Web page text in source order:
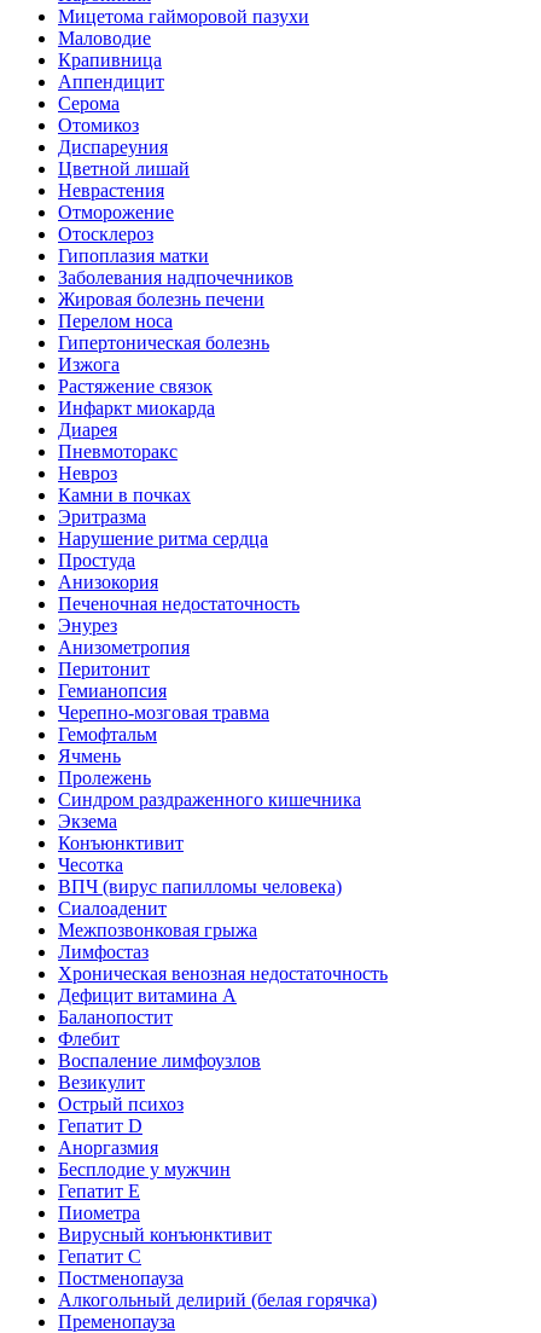
Мицетома гайморовой пазухи
Маловодие
Крапивница
Аппендицит
Серома
Отомикоз
Диспареуния
Цветной лишай
Неврастения
Отморожение
Отосклероз
Гипоплазия матки
Заболевания надпочечников
Жировая болезнь печени
Перелом носа
Гипертоническая болезнь
Изжога
Растяжение связок
Инфаркт миокарда
Диарея
Пневмоторакс
Невроз
Камни в почках
Эритразма
Нарушение ритма сердца
Простуда
Анизокория
Печеночная недостаточность
Энурез
Анизометропия
Перитонит
Гемианопсия
Черепно-мозговая травма
Гемофтальм
Ячмень
Пролежень
Синдром раздраженного кишечника
Экзема
Конъюнктивит
Чесотка
ВПЧ (вирус папилломы человека)
Сиалоаденит
Межпозвонковая грыжа
Лимфостаз
Хроническая венозная недостаточность
Дефицит витамина А
Баланопостит
Флебит
Воспаление лимфоузлов
Везикулит
Острый психоз
Гепатит D
Аноргазмия
Бесплодие у мужчин
Гепатит E
Пиометра
Вирусный конъюнктивит
Гепатит C
Постменопауза
Алкогольный делирий (белая горячка)
Пременопауза